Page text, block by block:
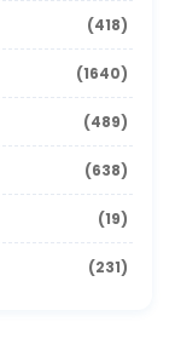
(10)
(12)
(18)
(7)
(13)
(16)
(22)
(15)
(16)
(10)
(21)
(11)
(26)
(15)
(10)
(21)
(17)
(24)
(21)
(31)
(33)
(26)
(22)
(26)
(23)
(14)
(8)
(9)
(11)
(418)
(1640)
(489)
(638)
(19)
(231)